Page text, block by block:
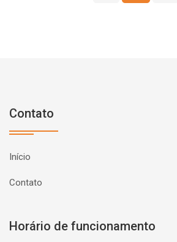
Contato
Início
Contato
Horário de funcionamento